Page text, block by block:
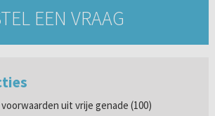
EEN VRAAG
uit vrije genade (100)